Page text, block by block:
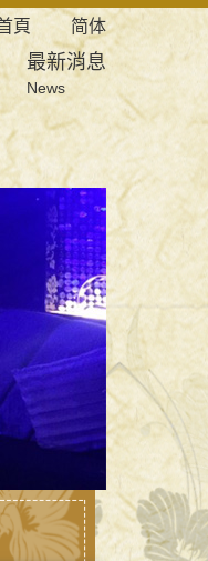
首頁 简体
最新消息
News